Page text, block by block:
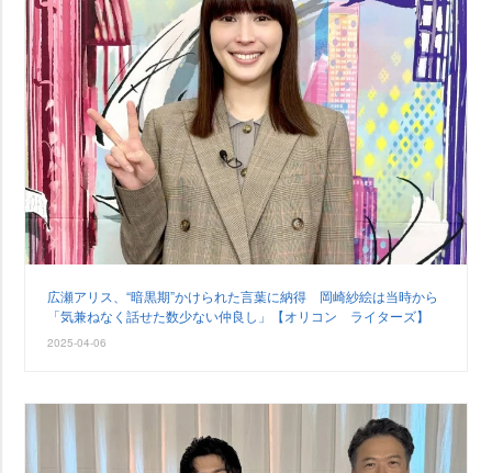
広瀬アリス、“暗黒期”かけられた言葉に納得 岡崎紗絵は当時から
「気兼ねなく話せた数少ない仲良し」【オリコン ライターズ】
2025-04-06